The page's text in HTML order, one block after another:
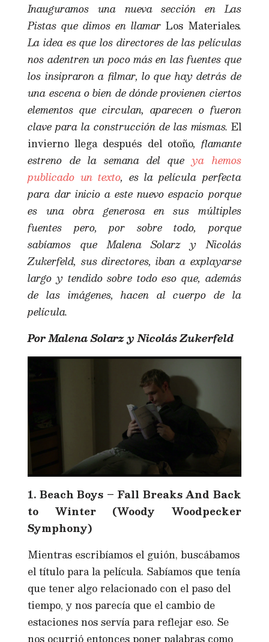
Inauguramos una nueva sección en Las
Pistas que dimos en llamar Los Materiales.
La idea es que los directores de las películas
nos adentren un poco más en las fuentes que
los insipraron a filmar, lo que hay detrás de
una escena o bien de dónde provienen ciertos
elementos que circulan, aparecen o fueron
clave para la construcción de las mismas. El
invierno llega después del otoño, flamante
estreno de la semana del queya hemos
publicado un texto, es la película perfecta
para dar inicio a este nuevo espacio porque
es una obra generosa en sus múltiples
fuentes pero, por sobre todo, porque
sabíamos que Malena Solarz y Nicolás
Zukerfeld, sus directores, iban a explayarse
largo y tendido sobre todo eso que, además
de las imágenes, hacen al cuerpo de la
película.
Por Malena Solarz y Nicolás Zukerfeld
1. Beach Boys – Fall Breaks And Back
to Winter (Woody Woodpecker
Symphony)
Mientras escribíamos el guión, buscábamos
el título para la película. Sabíamos que tenía
que tener algo relacionado con el paso del
tiempo, y nos parecía que el cambio de
estaciones nos servía para reflejar eso. Se
nos ocurrió entonces poner palabras como